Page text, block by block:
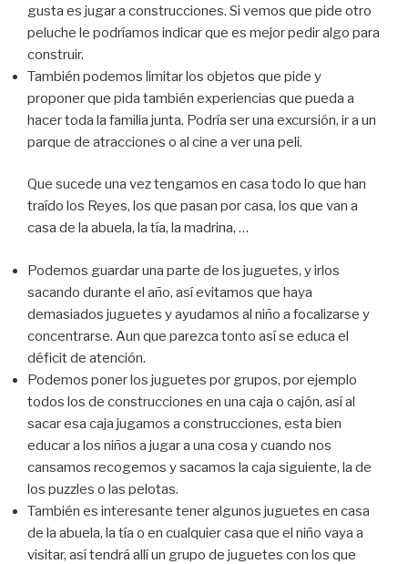
gusta es jugar a construcciones. Si vemos que pide otro
peluche le podríamos indicar que es mejor pedir algo para
construir.
También podemos limitar los objetos que pide y
proponer que pida también experiencias que pueda a
hacer toda la familia junta. Podría ser una excursión, ir a un
parque de atracciones o al cine a ver una peli.
Que sucede una vez tengamos en casa todo lo que han
traído los Reyes, los que pasan por casa, los que van a
casa de la abuela, la tía, la madrina, …
Podemos guardar una parte de los juguetes, y irlos
sacando durante el año, así evitamos que haya
demasiados juguetes y ayudamos al niño a focalizarse y
concentrarse. Aun que parezca tonto así se educa el
déficit de atención.
Podemos poner los juguetes por grupos, por ejemplo
todos los de construcciones en una caja o cajón, así al
sacar esa caja jugamos a construcciones, esta bien
educar a los niños a jugar a una cosa y cuando nos
cansamos recogemos y sacamos la caja siguiente, la de
los puzzles o las pelotas.
También es interesante tener algunos juguetes en casa
de la abuela, la tía o en cualquier casa que el niño vaya a
visitar, así tendrá allí un grupo de juguetes con los que